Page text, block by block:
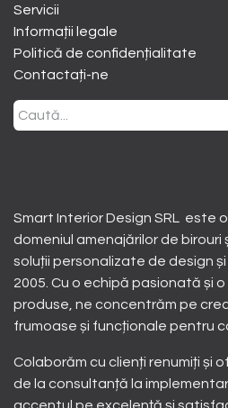
Servicii
Informații legale
Politică de confidențialitate
Contactați-ne
Smart Interior Design SRL este
domeniul amenajărilor de birouri
soluții personalizate de design
2005. Cu o echipă pasionată și
produse, ne concentrăm pe
frumoase și funcționale pentru
Colaborăm cu clienți renumiți și
de la consultanță la
accentul pe excelență și